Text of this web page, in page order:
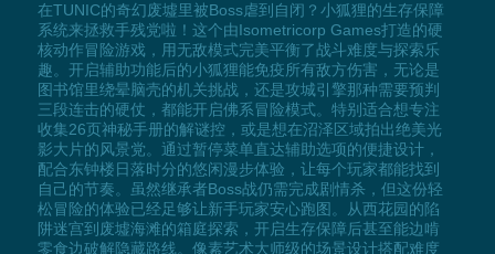
在TUNIC的奇幻废墟里被Boss虐到自闭？小狐狸的生存保障
系统来拯救手残党啦！这个由Isometricorp Games打造的硬
核动作冒险游戏，用无敌模式完美平衡了战斗难度与探索乐
趣。开启辅助功能后的小狐狸能免疫所有敌方伤害，无论是
图书馆里绕晕脑壳的机关挑战，还是攻城引擎那种需要预判
三段连击的硬仗，都能开启佛系冒险模式。特别适合想专注
收集26页神秘手册的解谜控，或是想在沼泽区域拍出绝美光
影大片的风景党。通过暂停菜单直达辅助选项的便捷设计，
配合东钟楼日落时分的悠闲漫步体验，让每个玩家都能找到
自己的节奏。虽然继承者Boss战仍需完成剧情杀，但这份轻
松冒险的体验已经足够让新手玩家安心跑图。从西花园的陷
阱迷宫到废墟海滩的箱庭探索，开启生存保障后甚至能边啃
零食边破解隐藏路线。像素艺术大师级的场景设计搭配难度